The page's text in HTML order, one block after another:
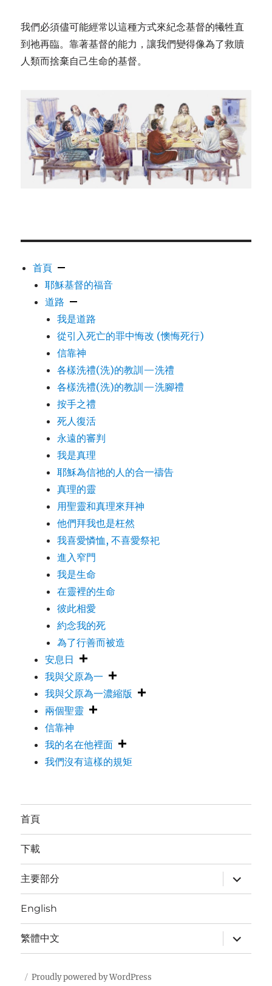
我們必須儘可能經常以這種方式來紀念基督的犧牲直
到祂再臨。靠著基督的能力，讓我們變得像為了救贖
人類而捨棄自己生命的基督。
首頁
耶穌基督的福音
道路
我是道路
從引入死亡的罪中悔改 (懊悔死行)
信靠神
各樣洗禮(洗)的教訓—洗禮
各樣洗禮(洗)的教訓—洗腳禮
按手之禮
死人復活
永遠的審判
我是真理
耶穌為信祂的人的合一禱告
真理的靈
用聖靈和真理來拜神
他們拜我也是枉然
我喜愛憐恤, 不喜愛祭祀
進入窄門
我是生命
在靈裡的生命
彼此相愛
約念我的死
為了行善而被造
安息日
我與父原為一
我與父原為一濃縮版
兩個聖靈
信靠神
我的名在他裡面
我們沒有這樣的規矩
首頁
下載
主要部分
expand
child
menu
English
繁體中文
expand
child
menu
Proudly powered by WordPress